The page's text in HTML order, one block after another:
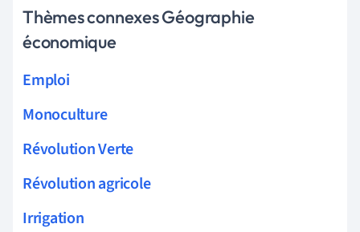
Thèmes connexes Géographie
économique
Emploi
Monoculture
Révolution Verte
Révolution agricole
Irrigation